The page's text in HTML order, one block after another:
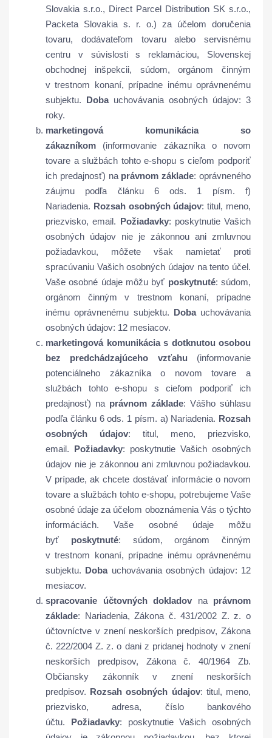
Slovakia s.r.o., Direct Parcel Distribution SK s.r.o.,
Packeta Slovakia s. r. o.) za účelom doručenia
tovaru, dodávateľom tovaru alebo servisnému
centru v súvislosti s reklamáciou, Slovenskej
obchodnej inšpekcii, súdom, orgánom činným
v trestnom konaní, prípadne inému oprávnenému
subjektu. Dobauchovávania osobných údajov: 3
roky.
marketingová komunikácia so
zákazníkom (informovanie zákazníka o novom
tovare a službách tohto e-shopu s cieľom podporiť
ich predajnosť) na právnom základe: oprávneného
záujmu podľa článku 6 ods. 1 písm. f)
Nariadenia. Rozsah osobných údajov: titul, meno,
priezvisko, email. Požiadavky: poskytnutie Vašich
osobných údajov nie je zákonnou ani zmluvnou
požiadavkou, môžete však namietať proti
spracúvaniu Vašich osobných údajov na tento účel.
Vaše osobné údaje môžu byť poskytnuté: súdom,
orgánom činným v trestnom konaní, prípadne
inému oprávnenému subjektu. Dobauchovávania
osobných údajov: 12 mesiacov.
marketingová komunikácia s dotknutou osobou
bez predchádzajúceho vzťahu (informovanie
potenciálneho zákazníka o novom tovare a
službách tohto e-shopu s cieľom podporiť ich
predajnosť) na právnom základe: Vášho súhlasu
podľa článku 6 ods. 1 písm. a) Nariadenia. Rozsah
osobných údajov: titul, meno, priezvisko,
email. Požiadavky: poskytnutie Vašich osobných
údajov nie je zákonnou ani zmluvnou požiadavkou.
V prípade, ak chcete dostávať informácie o novom
tovare a službách tohto e-shopu, potrebujeme Vaše
osobné údaje za účelom oboznámenia Vás o týchto
informáciách. Vaše osobné údaje môžu
byť poskytnuté: súdom, orgánom činným
v trestnom konaní, prípadne inému oprávnenému
subjektu. Dobauchovávania osobných údajov: 12
mesiacov.
spracovanie účtovných dokladov na právnom
základe: Nariadenia, Zákona č. 431/2002 Z. z. o
účtovníctve v znení neskorších predpisov, Zákona
č. 222/2004 Z. z. o dani z pridanej hodnoty v znení
neskorších predpisov, Zákona č. 40/1964 Zb.
Občiansky zákonník v znení neskorších
predpisov. Rozsah osobných údajov: titul, meno,
priezvisko, adresa, číslo bankového
účtu. Požiadavky: poskytnutie Vašich osobných